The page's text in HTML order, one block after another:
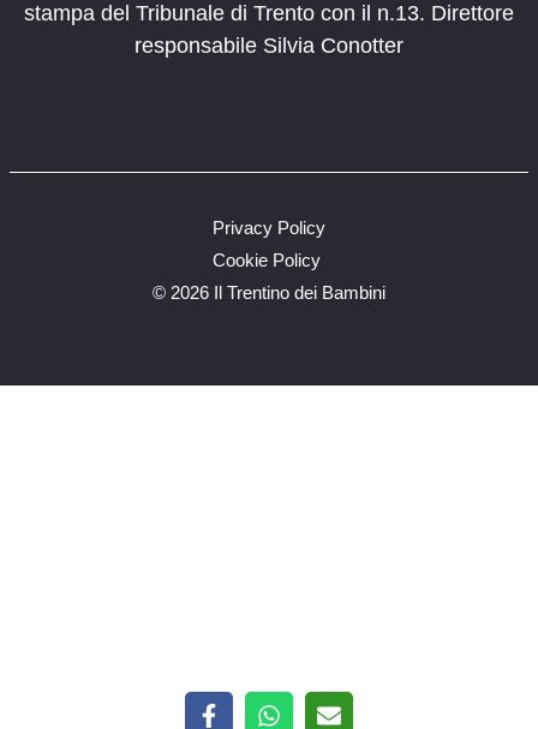
stampa del Tribunale di Trento con il n.13. Direttore
responsabile Silvia Conotter
© 2026 Il Trentino dei Bambini
Privacy Policy
Cookie Policy